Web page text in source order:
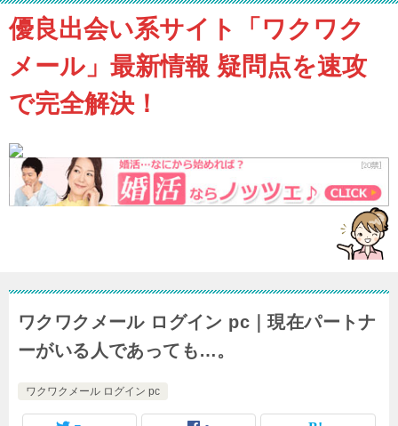
優良出会い系サイト「ワクワク
メール」最新情報 疑問点を速攻
で完全解決！
ワクワクメール ログイン pc｜現在パートナ
ーがいる人であっても…。
ワクワクメール ログイン pc